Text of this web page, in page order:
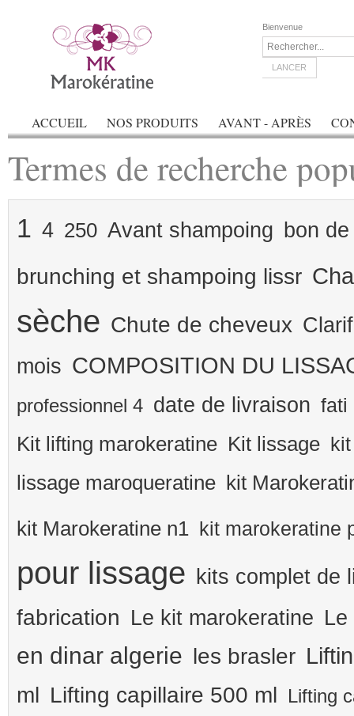
Bienvenue
LANCER
ACCUEIL NOS PRODUITS AVANT - APRÈS
Termes de recherche
1 4 250 Avant shampoing bon
brunching et shampoing lissr
sèche Chute de cheveux
mois COMPOSITION DU
professionnel 4 date de livraison fati
Kit lifting marokeratine Kit lissage
lissage maroqueratine kit
kit Marokeratine n1 kit marokeratine
pour lissage kits complet de
fabrication Le kit marokeratine
en dinar algerie les brasler
ml Lifting capillaire 500 ml Lifting